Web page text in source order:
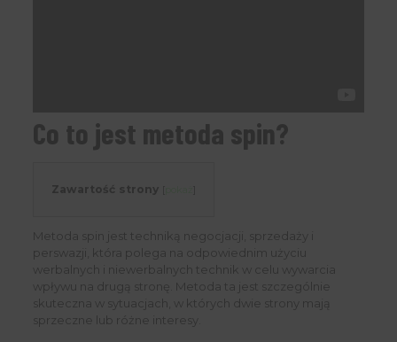
Co to jest metoda spin?
Zawartość strony
Metoda spin jest techniką negocjacji, sprzedaży i
perswazji, która polega na odpowiednim użyciu
werbalnych i niewerbalnych technik w celu wywarcia
wpływu na drugą stronę. Metoda ta jest szczególnie
skuteczna w sytuacjach, w których dwie strony mają
sprzeczne lub różne interesy.